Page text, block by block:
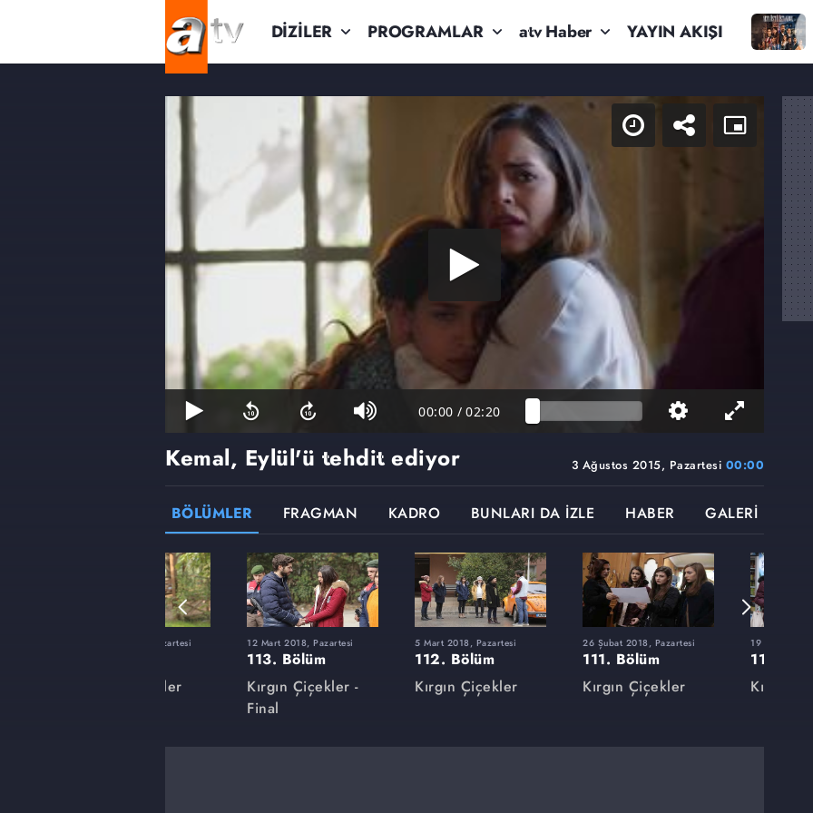
DİZİLER PROGRAMLAR atv Haber YAYIN AKIŞI
00:00 / 02:20
3 Ağustos 2015, Pazartesi 00:00
Kemal, Eylül'ü tehdit ediyor
BÖLÜMLER FRAGMAN KADRO BUNLARI DA İZLE HABER GALERİ
27 Kasım 2017, Pazartesi
Kırgın Çiçekler
12 Mart 2018, Pazartesi
113. Bölüm
Kırgın Çiçekler -
Final
5 Mart 2018, Pazartesi
112. Bölüm
Kırgın Çiçekler
26 Şubat 2018, Pazartesi
111. Bölüm
Kırgın Çiçekler
19 Şubat
110.
Kırgın